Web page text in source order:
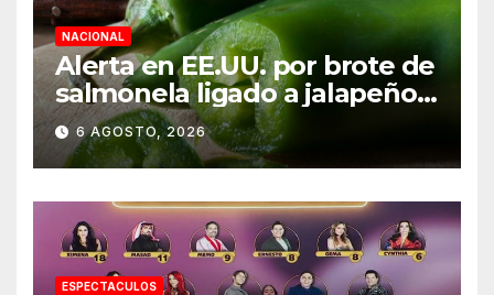
NACIONAL
Alerta en EE.UU. por brote de
salmonela ligado a jalapeños
mexicanos; reportan 345
casos
6 AGOSTO, 2026
ESPECTACULOS